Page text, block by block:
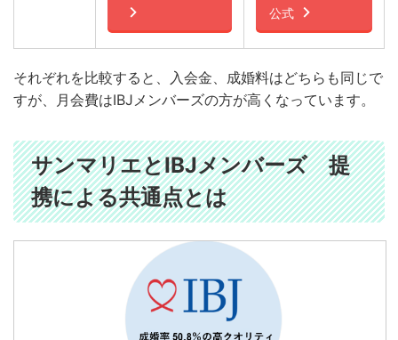
公式
それぞれを比較すると、入会金、成婚料はどちらも同じで
すが、月会費はIBJメンバーズの方が高くなっています。
サンマリエとIBJメンバーズ 提
携による共通点とは